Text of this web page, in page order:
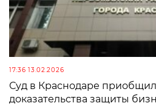
17:36 13.02.2026
Суд в Краснодаре приобщил
доказательства защиты